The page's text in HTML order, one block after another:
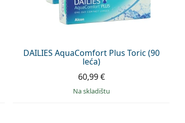
DAILIES AquaComfort Plus Toric (90
leća)
60,99 €
na skladištu